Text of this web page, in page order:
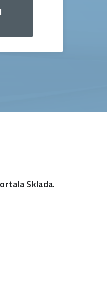
Sklada.